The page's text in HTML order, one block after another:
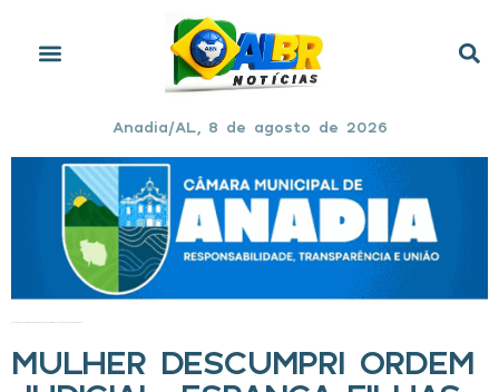
Anadia/AL, 8 de agosto de 2026
MULHER DESCUMPRI ORDEM